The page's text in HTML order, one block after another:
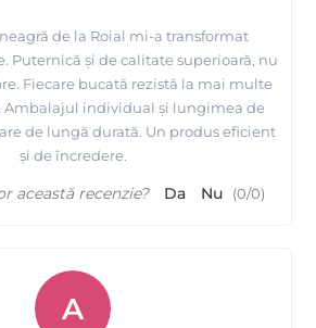
de la Roial mi-a transformat
Puternică și de calitate superioară, nu
Fiecare bucată rezistă la mai multe
Ambalajul individual și lungimea de
de lungă durată. Un produs eficient
și de încredere.
această recenzie? Da Nu (0/0)
A